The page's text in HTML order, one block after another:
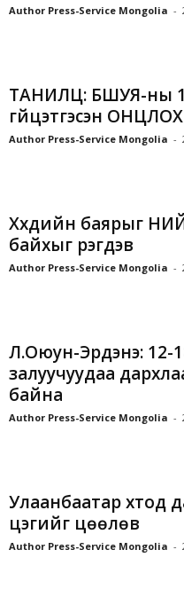
Author Press-Service Mongolia -
ТАНИЛЦ: БШУЯ-ны
гүйцэтгэсэн
Author Press-Service Mongolia -
Хүүхдийн баярыг
байхыг үүрэгдэв
Author Press-Service Mongolia -
Л.Оюун-Эрдэнэ: 12-
залуучуудаа
байна
Author Press-Service Mongolia -
Улаанбаатар хтод
цэгийг цөөлөв
Author Press-Service Mongolia -